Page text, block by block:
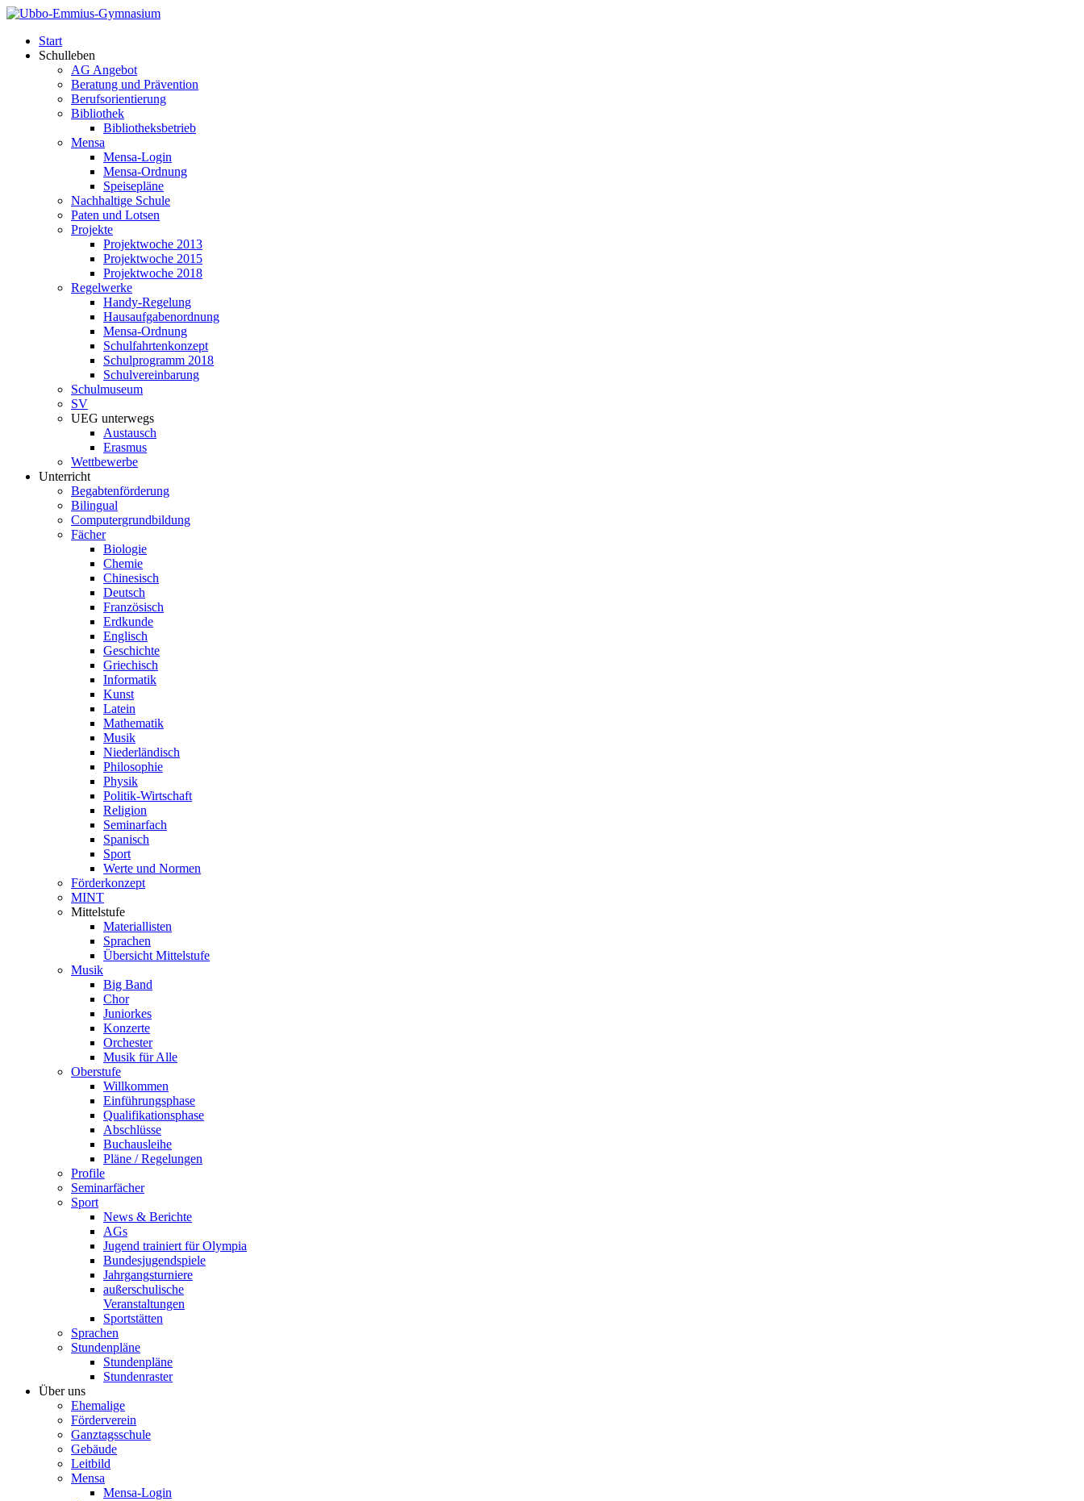
Start
Schulleben
AG Angebot
Beratung und Prävention
Berufsorientierung
Bibliothek
Bibliotheksbetrieb
Mensa
Mensa-Login
Mensa-Ordnung
Speisepläne
Nachhaltige Schule
Paten und Lotsen
Projekte
Projektwoche 2013
Projektwoche 2015
Projektwoche 2018
Regelwerke
Handy-Regelung
Hausaufgabenordnung
Mensa-Ordnung
Schulfahrtenkonzept
Schulprogramm 2018
Schulvereinbarung
Schulmuseum
SV
UEG unterwegs
Austausch
Erasmus
Wettbewerbe
Unterricht
Begabtenförderung
Bilingual
Computergrundbildung
Fächer
Biologie
Chemie
Chinesisch
Deutsch
Französisch
Erdkunde
Englisch
Geschichte
Griechisch
Informatik
Kunst
Latein
Mathematik
Musik
Niederländisch
Philosophie
Physik
Politik-Wirtschaft
Religion
Seminarfach
Spanisch
Sport
Werte und Normen
Förderkonzept
MINT
Mittelstufe
Materiallisten
Sprachen
Übersicht Mittelstufe
Musik
Big Band
Chor
Juniorkes
Konzerte
Orchester
Musik für Alle
Oberstufe
Willkommen
Einführungsphase
Qualifikationsphase
Abschlüsse
Buchausleihe
Pläne / Regelungen
Profile
Seminarfächer
Sport
News & Berichte
AGs
Jugend trainiert für Olympia
Bundesjugendspiele
Jahrgangsturniere
außerschulische
Veranstaltungen
Sportstätten
Sprachen
Stundenpläne
Stundenpläne
Stundenraster
Über uns
Ehemalige
Förderverein
Ganztagsschule
Gebäude
Leitbild
Mensa
Mensa-Login